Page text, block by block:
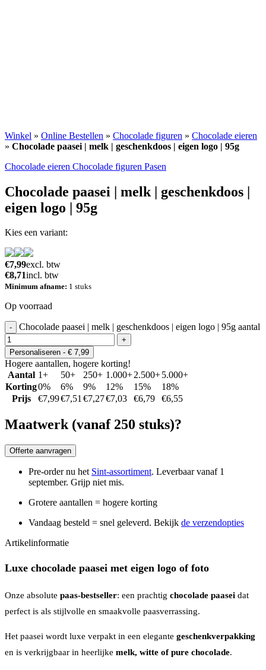
Winkel » Online Bestellen » Chocolade figuren » Chocolade eieren
» Chocolade paasei | melk | geschenkdoos | eigen logo | 95g
Chocolade eieren Chocolade figuren Pasen
Chocolade paasei | melk | geschenkdoos |
eigen logo | 95g
Kies een variant:
€7,99excl. btw
€8,71incl. btw
Minimum afname: 1 stuks
Op voorraad
- Chocolade paasei | melk | geschenkdoos | eigen logo | 95g aantal
+
Personaliseren - € 7,99
Hogere aantallen, hogere korting!
Aantal 1+ 50+ 250+ 1.000+2.500+5.000+
Korting0% 6% 9% 12% 15%
18%
Prijs
€7,99€7,51€7,27€7,03 €6,79 €6,55
Maatwerk (vanaf 250 stuks)?
Offerte aanvragen
Pre-order nu het Sint-assortiment. Leverbaar vanaf 1
september. Grijp niet mis.
Grotere aantallen = hogere korting
Vandaag besteld = snel geleverd. Bekijk de verzendopties
Artikelinformatie
Luxe chocolade paasei met eigen logo of foto
Onze absolute paas-bestseller: een prachtig chocolade paasei dat
perfect is als stijlvolle en smaakvolle paasverrassing.
Het paasei wordt luxe verpakt in een elegante geschenkverpakking
en is verkrijgbaar in heerlijke melk, witte of pure chocolade.